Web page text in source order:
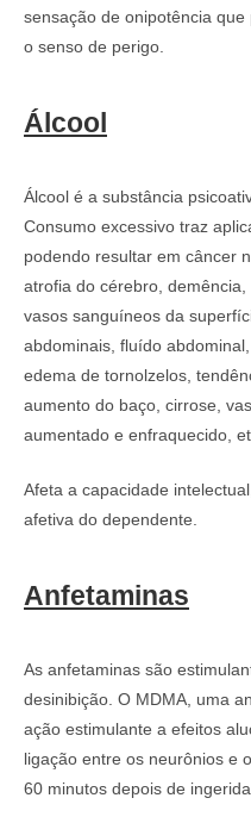
sensação de onipotência
o senso de perigo.
Álcool
Álcool é a substância
Consumo excessivo traz
podendo resultar em câncer
atrofia do cérebro,
vasos sanguíneos da
abdominais, fluído
edema de tornolzelos,
aumento do baço, cirrose,
aumentado e enfraquecido,
Afeta a capacidade
afetiva do dependente.
Anfetaminas
As anfetaminas são
desinibição. O MDMA, uma
ação estimulante a efeitos
ligação entre os neurônios e
60 minutos depois de ingerida.